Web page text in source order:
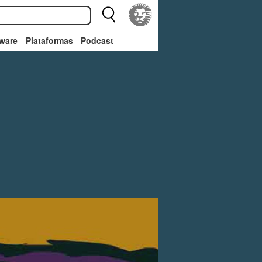
Plataformas Podcast